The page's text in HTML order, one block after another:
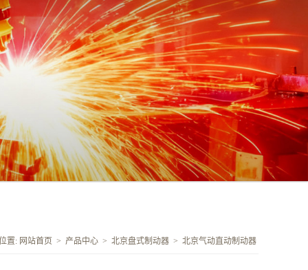
置: 网站首页 > 产品中心 > 北京盘式制动器 > 北京气动直动制动器